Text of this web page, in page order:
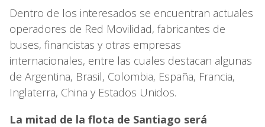
Dentro de los interesados se encuentran actuales
operadores de Red Movilidad, fabricantes de
buses, financistas y otras empresas
internacionales, entre las cuales destacan algunas
de Argentina, Brasil, Colombia, España, Francia,
Inglaterra, China y Estados Unidos.
La mitad de la flota de Santiago será